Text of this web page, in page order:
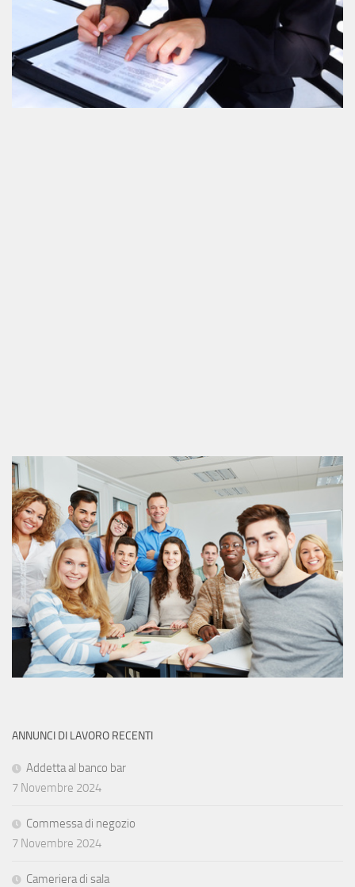
ANNUNCI DI LAVORO RECENTI
Addetta al banco bar
7 Novembre 2024
Commessa di negozio
7 Novembre 2024
Cameriera di sala